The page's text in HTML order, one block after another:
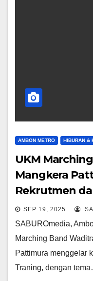
AMBON METRO HIBURAN &
UKM
Mangkera
Rekrutmen
SEP 19, 2025
SABUROmedia,
Marching Band
Pattimura menggelar
Traning, dengan